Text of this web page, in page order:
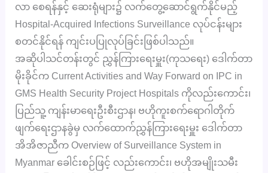
လာ စေရန်နှင့် ဆေးရုံများ၌ လက်တွေ့ဆောင်ရွက်နိုင်မည့်
Hospital-Acquired Infections Surveillance လုပ်ငန်းများ
စတင်နိုင်ရန် ကျင်းပပြုလုပ်ခြင်းဖြစ်ပါသည်။
အဆိုပါသင်တန်းတွင် ညွှန်ကြားရေးမှူး(ကုသရေး) ဒေါက်တာ
မိုးခိုင်က Current Activities and Way Forward on IPC in
GMS Health Security Project Hospitals ကိုလည်းကောင်း၊
ပြည်သူ့ ကျန်းမာရေးဦးစီးဌာန၊ ဗဟိုကူးစက်ရောဂါတိုက်
ဖျက်ရေးဌာနခွဲမှ လက်ထောက်ညွှန်ကြားရေးမှူး ဒေါက်တာ
အိအိဇာညီက Overview of Surveillance System in
Myanmar ခေါင်းစဉ်ဖြင့် လည်းကောင်း၊ ဗဟိုအမျိုးသမီး